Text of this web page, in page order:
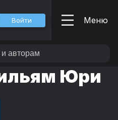
Войти Меню
Юри